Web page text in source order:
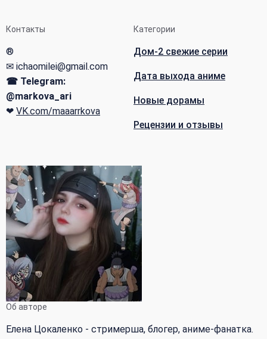
Контакты
®
✉ ichaomilei@gmail.com
☎ Telegram:
@markova_ari
❤ VK.com/maaarrkova
Категории
Дом-2 свежие серии
Дата выхода аниме
Новые дорамы
Рецензии и отзывы
Об авторе
Елена Цокаленко - стримерша, блогер, аниме-фанатка.